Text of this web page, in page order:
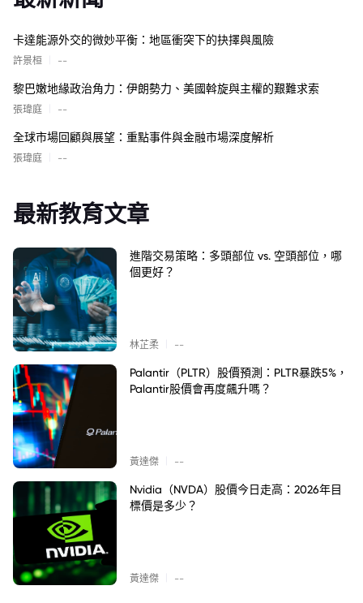
卡達能源外交的微妙平衡：地區衝突下的抉擇與風險
許景桓 --
黎巴嫩地緣政治角力：伊朗勢力、美國斡旋與主權的艱難求索
張瑋庭 --
全球市場回顧與展望：重點事件與金融市場深度解析
張瑋庭 --
最新教育文章
進階交易策略：多頭部位 vs. 空頭部位，哪
個更好？
林芷柔 --
Palantir（PLTR）股價預測：PLTR暴跌5%，
Palantir股價會再度飆升嗎？
黃達傑 --
Nvidia（NVDA）股價今日走高：2026年目
標價是多少？
黃達傑 --